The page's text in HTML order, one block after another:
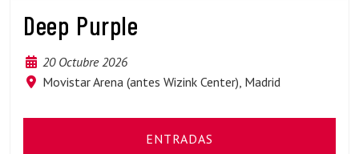
Deep Purple
20 Octubre 2026
Movistar Arena (antes Wizink Center), Madrid
ENTRADAS